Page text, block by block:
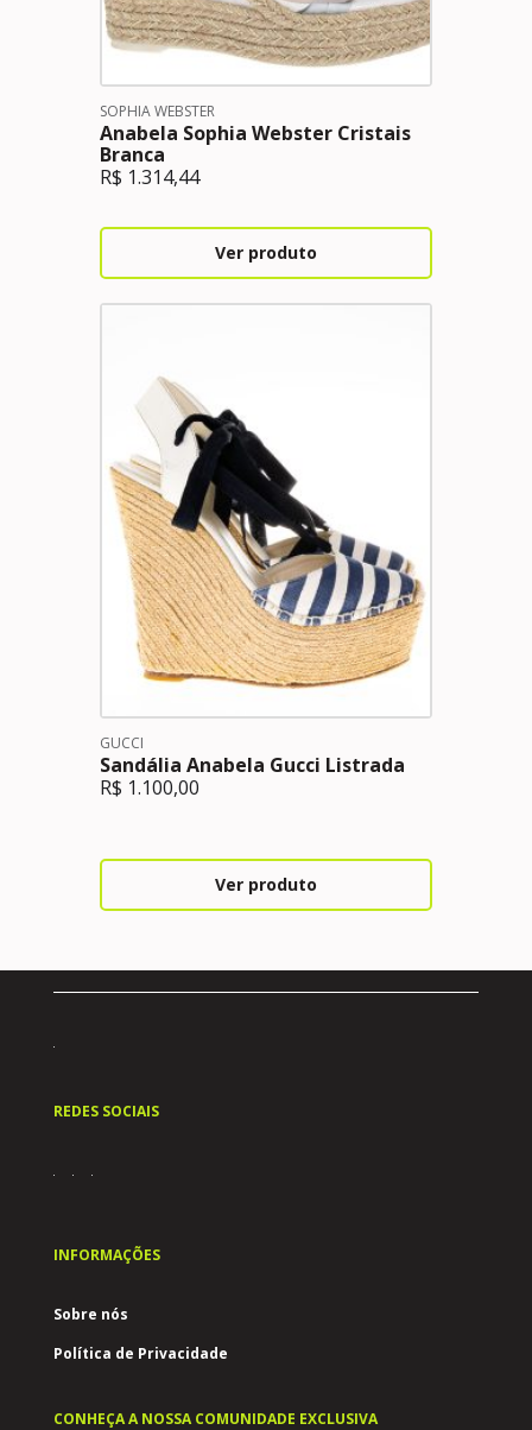
SOPHIA WEBSTER
Anabela Sophia Webster Cristais
Branca
R$ 1.314,44
Ver produto
GUCCI
Sandália Anabela Gucci Listrada
R$ 1.100,00
Ver produto
REDES SOCIAIS
INFORMAÇÕES
Sobre nós
Política de Privacidade
CONHEÇA A NOSSA COMUNIDADE EXCLUSIVA